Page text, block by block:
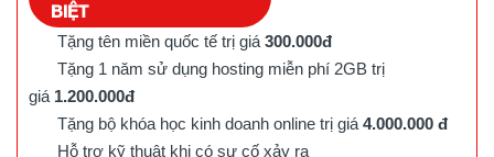
BIỆT
Tặng tên miền quốc tế trị giá 300.000đ
Tặng 1 năm sử dụng hosting miễn phí 2GB trị
giá 1.200.000đ
Tặng bộ khóa học kinh doanh online trị giá 4.000.000 đ
Hỗ trợ kỹ thuật khi có sự cố xảy ra